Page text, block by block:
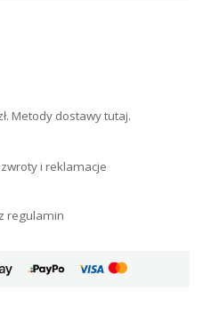
Metody dostawy tutaj.
zwroty i reklamacje
regulamin